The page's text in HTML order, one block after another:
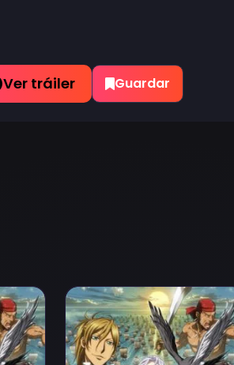
Ver tráiler Guardar
Ranbu Episodio 2
Ver Arslan Senki (TV):